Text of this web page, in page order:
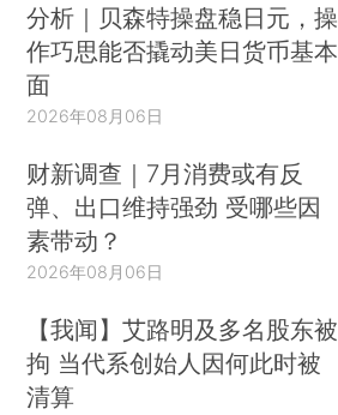
分析｜贝森特操盘稳日元，操
作巧思能否撬动美日货币基本
面
2026年08月06日
财新调查｜7月消费或有反
弹、出口维持强劲 受哪些因
素带动？
2026年08月06日
【我闻】艾路明及多名股东被
拘 当代系创始人因何此时被
清算